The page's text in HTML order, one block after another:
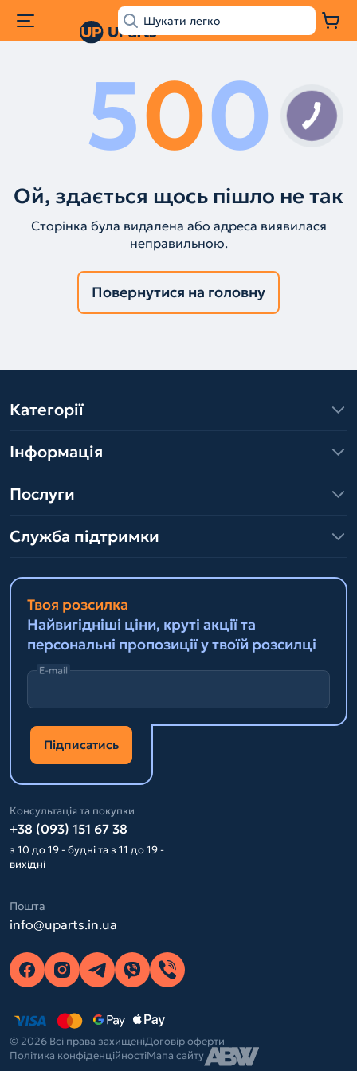
500
Ой, здається щось пішло не так
Сторінка була видалена або адреса виявилася
неправильною.
Повернутися на головну
Категорії
Інформація
Послуги
Служба підтримки
Твоя розсилка
Найвигідніші ціни, круті акції та
персональні пропозиції у твоїй розсилці
E-mail
Підписатись
Консультація та покупки
+38 (093) 151 67 38
з 10 до 19 - будні та з 11 до 19 -
вихідні
Пошта
info@uparts.in.ua
© 2026 Всі права захищеніДоговір оферти
Політика конфіденційностіМапа сайту